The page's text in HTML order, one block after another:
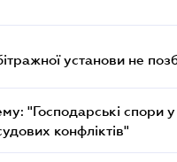
установи не
"Господарські спори
конфліктів"